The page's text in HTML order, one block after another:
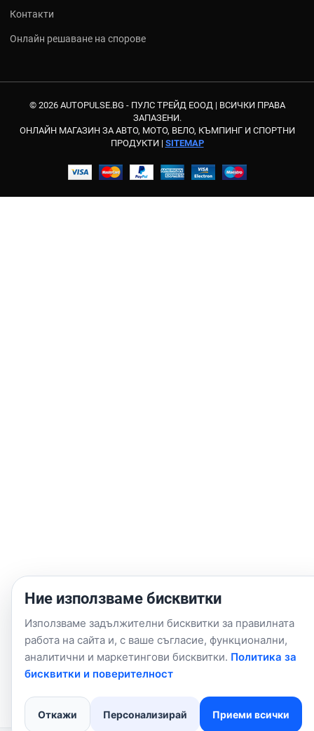
Контакти
Онлайн решаване на спорове
© 2026 AUTOPULSE.BG - ПУЛС ТРЕЙД ЕООД | ВСИЧКИ ПРАВА
ЗАПАЗЕНИ.
ОНЛАЙН МАГАЗИН ЗА АВТО, МОТО, ВЕЛО, КЪМПИНГ И СПОРТНИ
ПРОДУКТИ | SITEMAP
Ние използваме бисквитки
Използваме задължителни бисквитки за правилната
работа на сайта и, с ваше съгласие, функционални,
аналитични и маркетингови бисквитки. Политика за
бисквитки и поверителност
Откажи Персонализирай Приеми всички